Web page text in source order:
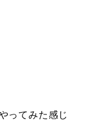
ってみた感じ